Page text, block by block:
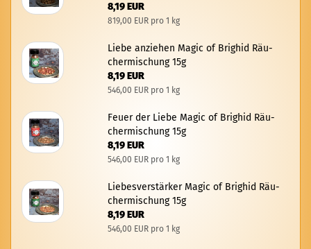
8,19 EUR
819,00 EUR pro 1 kg
Liebe an­zie­hen Magic of Brig­hid Räu­
cher­mi­schung 15g
8,19 EUR
546,00 EUR pro 1 kg
Feuer der Liebe Magic of Brig­hid Räu­
cher­mi­schung 15g
8,19 EUR
546,00 EUR pro 1 kg
Lie­bes­ver­stär­ker Magic of Brig­hid Räu­
cher­mi­schung 15g
8,19 EUR
546,00 EUR pro 1 kg